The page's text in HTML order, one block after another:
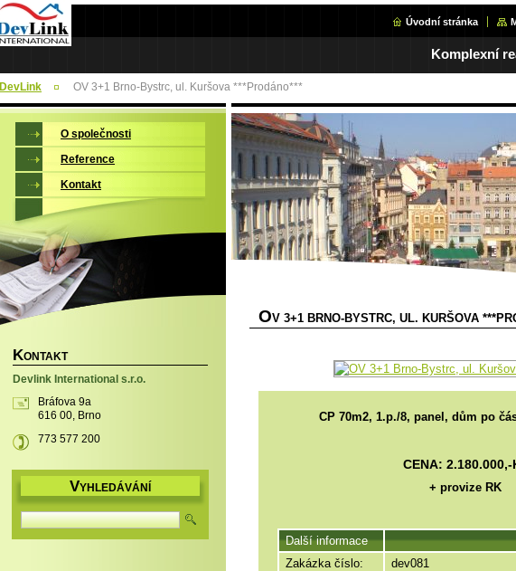
Úvodní stránka
Komplexní
DevLink OV 3+1 Brno-Bystrc, ul. Kuršova ***Prodáno***
OV 3+1 BRNO-BYSTRC, UL. KURŠOVA
CP 70m2, 1.p./8, panel, dům po
CENA: 2.180.000,-
+ provize RK
Další informace
Zakázka číslo:
dev081
O společnosti
Reference
Kontakt
KONTAKT
Devlink International s.r.o.
Bráfova 9a
616 00, Brno
773 577 200
VYHLEDÁVÁNÍ